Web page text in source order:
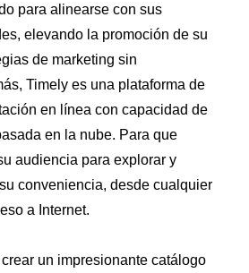
para alinearse con sus
elevando la promoción de su
de marketing sin
Timely es una plataforma de
en línea con capacidad de
en la nube. Para que
audiencia para explorar y
conveniencia, desde cualquier
a Internet.
un impresionante catálogo